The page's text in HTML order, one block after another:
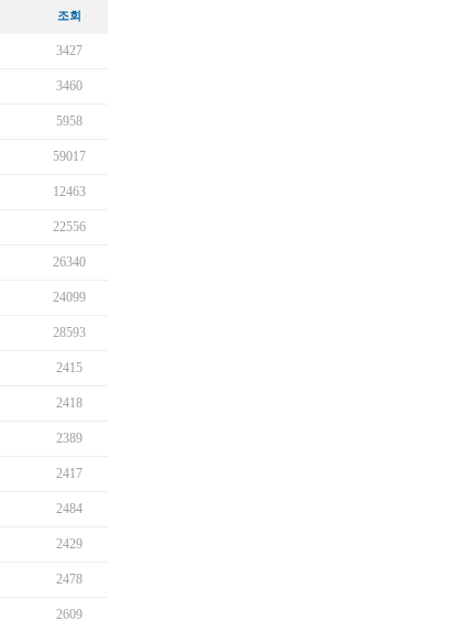
조회
3427
3460
5958
59017
12463
22556
26340
24099
28593
2415
2418
2389
2417
2484
2429
2478
2609